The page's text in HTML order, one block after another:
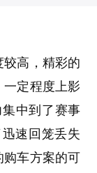
高，精彩的
定程度上影
中到了赛事
速回笼丢失
购车方案的可